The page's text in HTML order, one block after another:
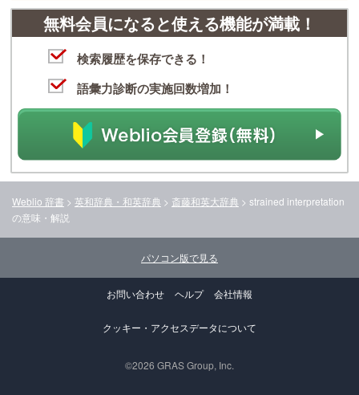
無料会員になると使える機能が満載！
検索履歴を保存できる！
語彙力診断の実施回数増加！
Weblio 辞書 > 英和辞典・和英辞典 > 斎藤和英大辞典 > strained interpretation
の意味・解説
パソコン版で見る
お問い合わせ ヘルプ 会社情報
クッキー・アクセスデータについて
©2026 GRAS Group, Inc.